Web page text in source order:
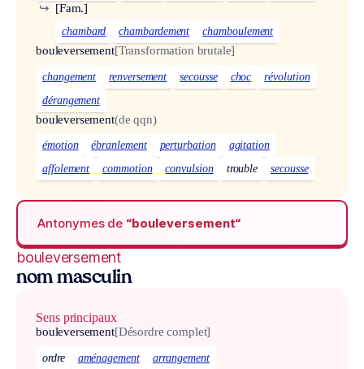
[Fam.]
↪
chambard chambardement chamboulement
bouleversement[Transformation brutale]
changement renversement secousse choc
révolution
dérangement
bouleversement(de qqn)
émotion ébranlement perturbation
agitation
affolement
commotion convulsion trouble secousse
Antonymes de “bouleversement“
bouleversement
nom masculin
Sens principaux
bouleversement[Désordre complet]
ordre aménagement arrangement